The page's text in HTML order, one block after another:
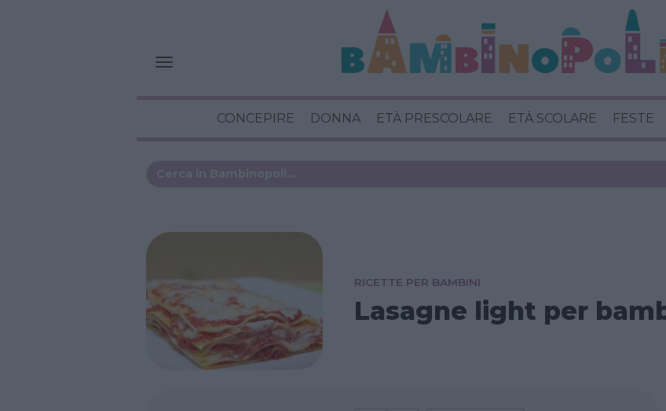
CONCEPIRE DONNA ETÀ PRESCOLARE ETÀ SCOLARE FESTE
RICETTE PER BAMBINI
Lasagne light per